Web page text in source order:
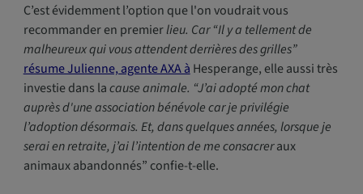
C’est évidemment l’option que l'on voudrait vous
recommander en premierlieu. Car “Il y a tellement de
malheureux qui vous attendent derrières des grilles”
résume Julienne, agente AXA à Hesperange, elle aussi très
investie dans lacause animale. “J’ai adopté mon chat
auprès d'une association bénévole car je privilégie
l’adoption désormais. Et, dans quelques années, lorsque je
serai en retraite, j’ai l’intention de me consacreraux
animaux abandonnés” confie-t-elle.